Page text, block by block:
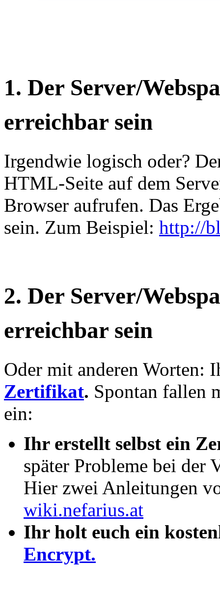
1. Der Server/
erreichbar sein
Irgendwie logisch oder?
HTML-Seite auf dem
Browser aufrufen. Das
sein. Zum Beispiel: http://
2. Der Server/
erreichbar sein
Oder mit anderen Worten:
Zertifikat. Spontan fallen
ein:
Ihr erstellt selbst ein
später Probleme bei der
Hier zwei Anleitungen
wiki.nefarius.at
Ihr holt euch ein
Encrypt.